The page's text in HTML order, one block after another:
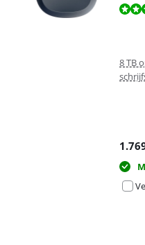
Beoordeling is 9,5 van de 10,
8 TB